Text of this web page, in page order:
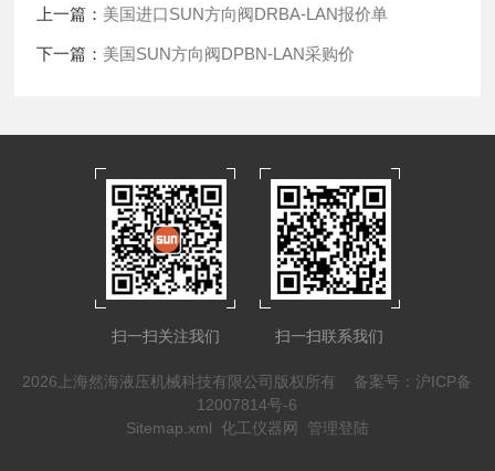
上一篇： 美国进口SUN方向阀DRBA-LAN报价单
下一篇： 美国SUN方向阀DPBN-LAN采购价
扫一扫关注我们 扫一扫联系我们
2026上海然海液压机械科技有限公司版权所有 备案号：沪ICP备
12007814号-6
Sitemap.xml 化工仪器网 管理登陆